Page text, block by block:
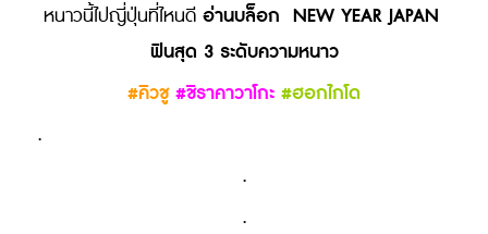
หนาวนี้ไปญี่ปุ่นที่ไหนดี อ่านบล็อก NEW YEAR JAPAN
ฟินสุด 3 ระดับความหนาว
#คิวชู#ชิราคาวาโกะ #ฮอกไกโด
.
.
.